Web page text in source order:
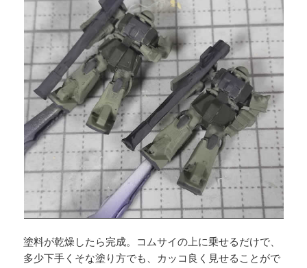
塗料が乾燥したら完成。コムサイの上に乗せるだけで、
多少下手くそな塗り方でも、カッコ良く見せることがで